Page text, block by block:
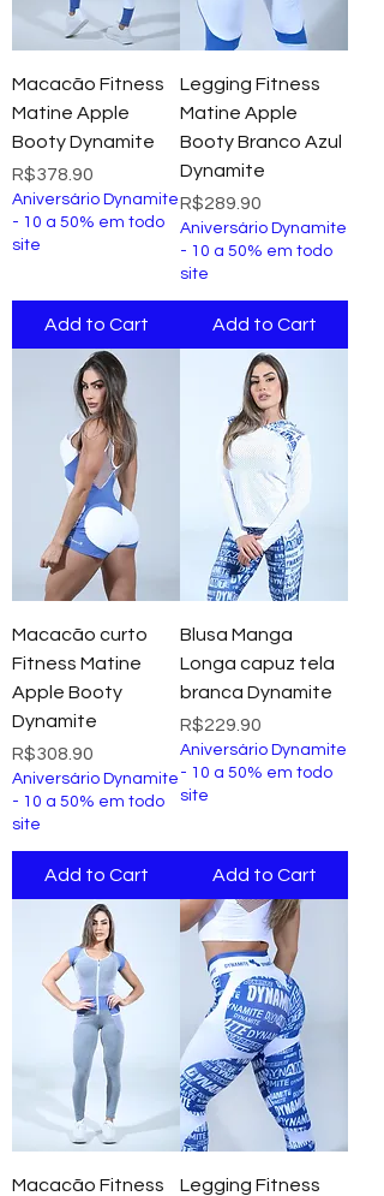
Macacão Fitness
Matine Apple
Booty Dynamite
Price
R$378.90
Aniversário Dynamite
- 10 a 50% em todo
site
Add to Cart
Legging Fitness
Matine Apple
Booty Branco Azul
Dynamite
Price
R$289.90
Aniversário Dynamite
- 10 a 50% em todo
site
Add to Cart
Macacão curto
Fitness Matine
Apple Booty
Dynamite
Price
R$308.90
Aniversário Dynamite
- 10 a 50% em todo
site
Add to Cart
Blusa Manga
Longa capuz tela
branca Dynamite
Price
R$229.90
Aniversário Dynamite
- 10 a 50% em todo
site
Add to Cart
Macacão Fitness
Legging Fitness